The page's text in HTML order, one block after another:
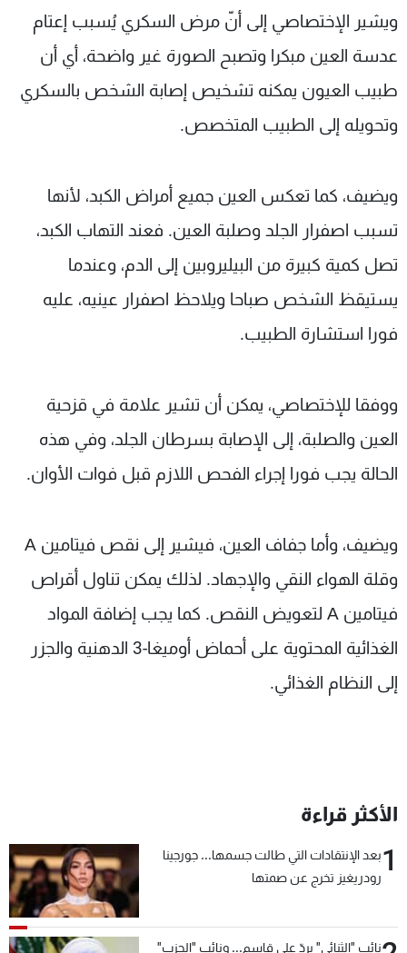
ويشير الإختصاصي إلى أنّ مرض السكري يُسبب إعتام
عدسة العين مبكرا وتصبح الصورة غير واضحة، أي أن
طبيب العيون يمكنه تشخيص إصابة الشخص بالسكري
وتحويله إلى الطبيب المتخصص.
ويضيف، كما تعكس العين جميع أمراض الكبد، لأنها
تسبب اصفرار الجلد وصلبة العين. فعند التهاب الكبد،
تصل كمية كبيرة من البيليروبين إلى الدم، وعندما
يستيقظ الشخص صباحا ويلاحظ اصفرار عينيه، عليه
فورا استشارة الطبيب.
ووفقا للإختصاصي، يمكن أن تشير علامة في قزحية
العين والصلبة، إلى الإصابة بسرطان الجلد، وفي هذه
الحالة يجب فورا إجراء الفحص اللازم قبل فوات الأوان.
ويضيف، وأما جفاف العين، فيشير إلى نقص فيتامين А
وقلة الهواء النقي والإجهاد. لذلك يمكن تناول أقراص
فيتامين А لتعويض النقص. كما يجب إضافة المواد
الغذائية المحتوية على أحماض أوميغا-3 الدهنية والجزر
إلى النظام الغذائي.
الأكثر قراءة
1بعد الإنتقادات التي طالت جسمها... جورجينا
رودريغيز تخرج عن صمتها
نائب "الثنائي" يردّ على قاسم... ونائب "الحزب"